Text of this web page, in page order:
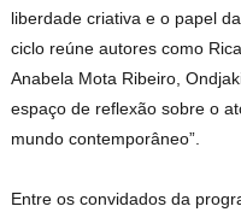
liberdade criativa e o papel
ciclo reúne autores como
Anabela Mota Ribeiro,
espaço de reflexão sobre o
mundo contemporâneo”.
Entre os convidados da